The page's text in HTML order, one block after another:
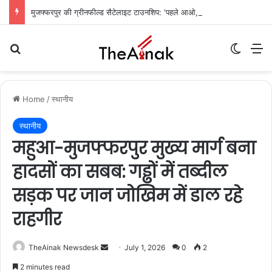
Home /स्थानीय
स्थानीय
महुआ-मुजफ्फरपुर मुख्य मार्ग बना
हादसों का सबब: गड्ढों में तब्दील
सड़क पर जान जोखिम में डाल रहे
राहगीर
TheAinak Newsdesk July 1, 2026 0 2
2 minutes read